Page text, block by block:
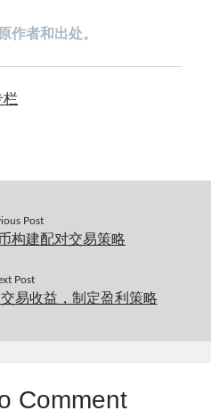
作者和出处。
栏
Post
构建配对交易策略
Post
易收益，制定盈利策略
Comment